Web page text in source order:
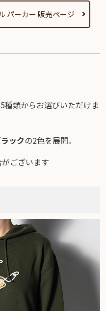
パーカー 販売ページ
種類からお選びいただけま
ックの2色を展開。
ございます